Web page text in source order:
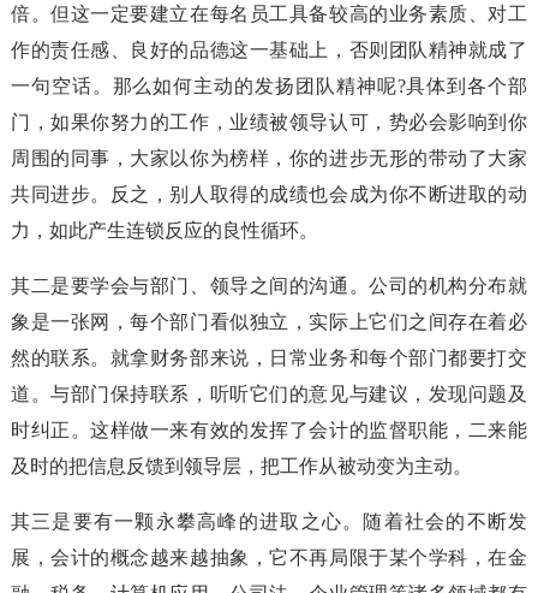
倍。但这一定要建立在每名员工具备较高的业务素质、对工
作的责任感、良好的品德这一基础上，否则团队精神就成了
一句空话。那么如何主动的发扬团队精神呢?具体到各个部
门，如果你努力的工作，业绩被领导认可，势必会影响到你
周围的同事，大家以你为榜样，你的进步无形的带动了大家
共同进步。反之，别人取得的成绩也会成为你不断进取的动
力，如此产生连锁反应的良性循环。
其二是要学会与部门、领导之间的沟通。公司的机构分布就
象是一张网，每个部门看似独立，实际上它们之间存在着必
然的联系。就拿财务部来说，日常业务和每个部门都要打交
道。与部门保持联系，听听它们的意见与建议，发现问题及
时纠正。这样做一来有效的发挥了会计的监督职能，二来能
及时的把信息反馈到领导层，把工作从被动变为主动。
其三是要有一颗永攀高峰的进取之心。随着社会的不断发
展，会计的概念越来越抽象，它不再局限于某个学科，在金